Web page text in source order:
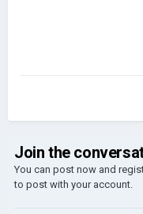
Join the
You can post now and
to post with your account.